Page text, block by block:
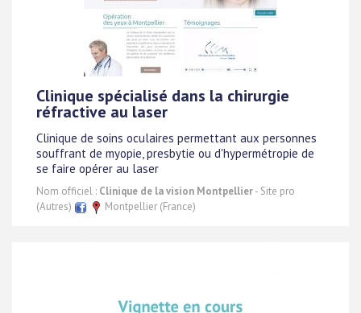
Clinique spécialisé dans la chirurgie
réfractive au laser
Clinique de soins oculaires permettant aux personnes
souffrant de myopie, presbytie ou d'hypermétropie de
se faire opérer au laser
Nom officiel : Clinique de la vision Montpellier- Site pro
(Autres)
Montpellier (France)